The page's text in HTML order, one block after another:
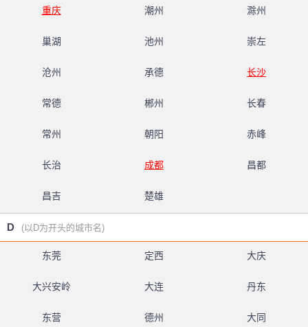
重庆 潮州 滁州
巢湖 池州 崇左
沧州 承德 长沙
常德 郴州 长春
常州 朝阳 赤峰
长治 成都 昌都
昌吉 楚雄
D (以D为开头的城市名)
东莞 定西 大庆
大兴安岭 大连 丹东
东营 德州 大同